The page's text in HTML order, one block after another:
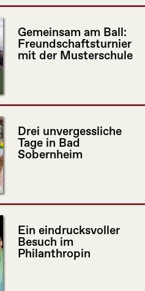
Gemeinsam am Ball:
Freundschaftsturnier
mit der Musterschule
Drei unvergessliche
Tage in Bad
Sobernheim
Ein eindrucksvoller
Besuch im
Philanthropin